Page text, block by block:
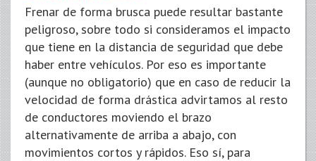
Frenar de forma brusca puede resultar bastante
peligroso, sobre todo si consideramos el impacto
que tiene en la distancia de seguridad que debe
haber entre vehículos. Por eso es importante
(aunque no obligatorio) que en caso de reducir la
velocidad de forma drástica advirtamos al resto
de conductores moviendo el brazo
alternativamente de arriba a abajo, con
movimientos cortos y rápidos. Eso sí, para